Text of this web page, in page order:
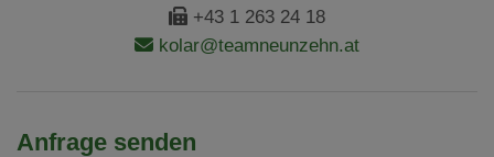
+43 1 263 24 18
kolar@teamneunzehn.at
Anfrage senden